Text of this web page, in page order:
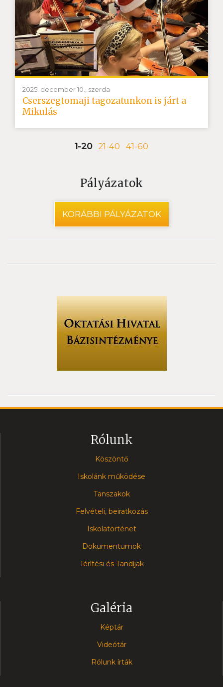
2025. december 10., szerda
Cserszegtomaji tagozatunkon is járt a
Mikulás
1-20 21-40 41-60
Pályázatok
KORÁBBI PÁLYÁZATOK
Rólunk
Köszöntő
Iskolánk működése
Tanszakok
Felvételi, beiratkozás
Iskolatörténet
Dokumentumok
Térítési és Tandíjak
Galéria
Képtár
Videótár
Rólunk írták